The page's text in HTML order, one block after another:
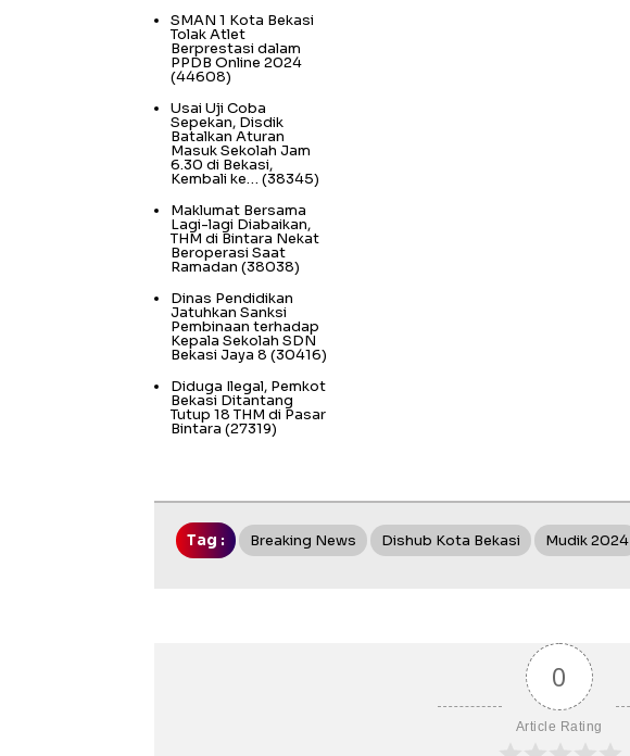
SMAN 1 Kota Bekasi
Tolak Atlet
Berprestasi dalam
PPDB Online 2024
(44608)
Usai Uji Coba
Sepekan, Disdik
Batalkan Aturan
Masuk Sekolah Jam
6.30 di Bekasi,
Kembali ke… (38345)
Maklumat Bersama
Lagi-lagi Diabaikan,
THM di Bintara Nekat
Beroperasi Saat
Ramadan (38038)
Dinas Pendidikan
Jatuhkan Sanksi
Pembinaan terhadap
Kepala Sekolah SDN
Bekasi Jaya 8 (30416)
Diduga Ilegal, Pemkot
Bekasi Ditantang
Tutup 18 THM di Pasar
Bintara (27319)
Tag : Breaking News Dishub Kota Bekasi Mudik 2024
0
Article Rating